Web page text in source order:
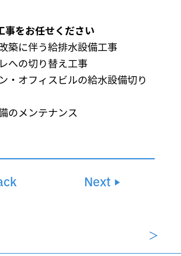
事をお任せください
築に伴う給排水設備工事
への切り替え工事
・オフィスビルの給水設備切り
のメンテナンス
Next